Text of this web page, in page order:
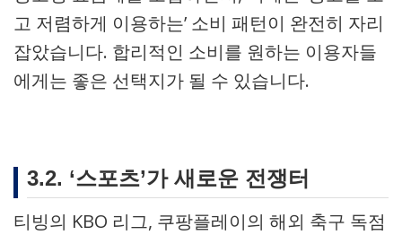
고 저렴하게 이용하는’ 소비 패턴이 완전히 자리
잡았습니다. 합리적인 소비를 원하는 이용자들
에게는 좋은 선택지가 될 수 있습니다.
3.2. ‘스포츠’가 새로운 전쟁터
티빙의 KBO 리그, 쿠팡플레이의 해외 축구 독점